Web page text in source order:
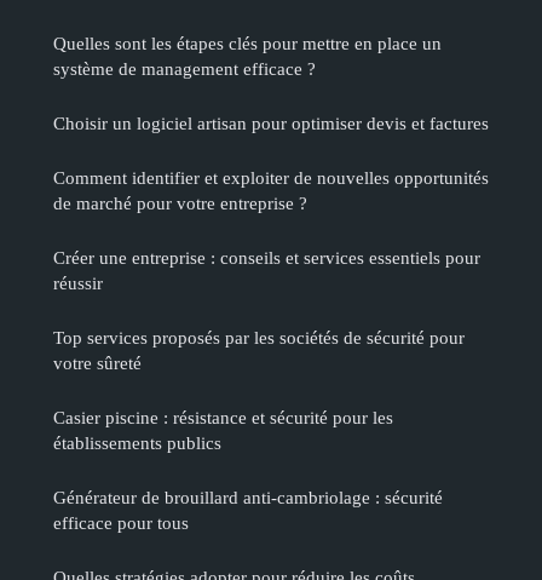
Quelles sont les étapes clés pour mettre en place un
système de management efficace ?
Choisir un logiciel artisan pour optimiser devis et factures
Comment identifier et exploiter de nouvelles opportunités
de marché pour votre entreprise ?
Créer une entreprise : conseils et services essentiels pour
réussir
Top services proposés par les sociétés de sécurité pour
votre sûreté
Casier piscine : résistance et sécurité pour les
établissements publics
Générateur de brouillard anti-cambriolage : sécurité
efficace pour tous